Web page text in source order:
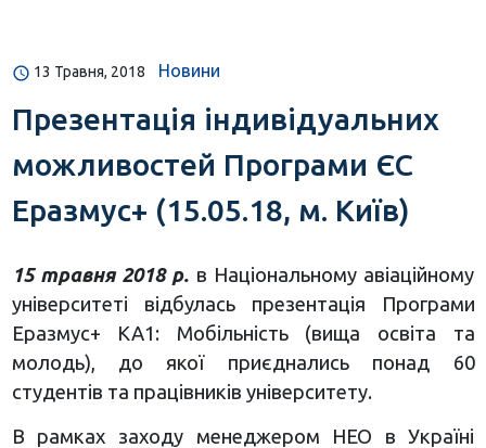
13 Травня, 2018 Новини
Презентація індивідуальних
можливостей Програми ЄС
Еразмус+ (15.05.18, м. Київ)
15 травня 2018 р. в Національному авіаційному
університеті відбулась презентація Програми
Еразмус+ КА1: Мобільність (вища освіта та
молодь), до якої приєднались понад 60
студентів та працівників університету.
В рамках заходу менеджером НЕО в Україні